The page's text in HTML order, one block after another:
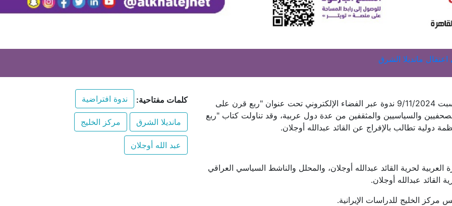
مانديلا الشرق
عقد مركز الخليج للدراسات الإيرانية مساء أمس السبت 9/11/2024 ندوة عبر الفضاء الإلكتروني تحت عنوان "ربع قرن على
والسياسيين والمثقفين من عدة دول عربية، وقد تناولت كتاب "ربع
.
لحرية القائد عبدالله أوجلان، والمحلل والناشط السياسي العراقي
عبدالله أوجلان.
الخليج للدراسات الإيرانية.
كلمات مفتاحية: ندوة افتراضية
مانديلا الشرق مركز الخليج
عبد الله أوجلان